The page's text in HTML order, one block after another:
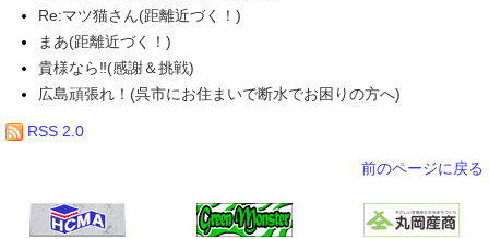
Re:マツ猫さん(距離近づく！)
まあ(距離近づく！)
貴様なら‼(感謝＆挑戦)
広島頑張れ！(呉市にお住まいで断水でお困りの方へ)
RSS 2.0
前のページに戻る